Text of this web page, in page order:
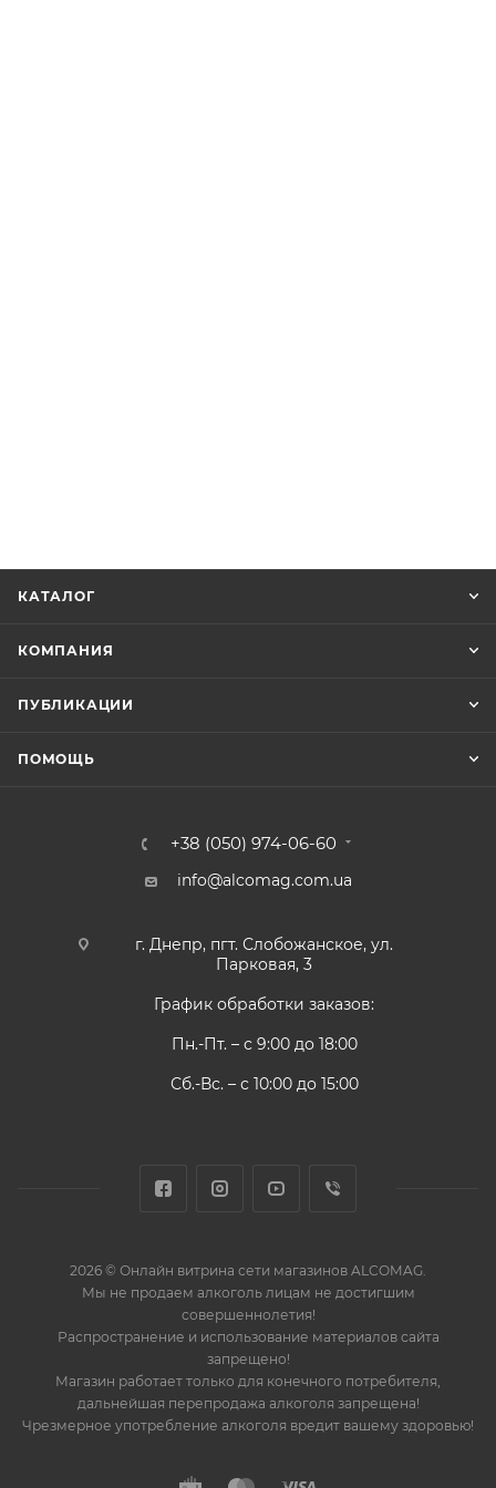
КАТАЛОГ
КОМПАНИЯ
ПУБЛИКАЦИИ
ПОМОЩЬ
+38 (050) 974-06-60
info@alcomag.com.ua
г. Днепр, пгт. Слобожанское, ул.
Парковая, 3
График обработки заказов:
Пн.-Пт. – с 9:00 до 18:00
Сб.-Вс. – с 10:00 до 15:00
2026 © Онлайн витрина сети магазинов ALCOMAG.
Мы не продаем алкоголь лицам не достигшим
совершеннолетия!
Распространение и использование материалов сайта
запрещено!
Магазин работает только для конечного потребителя,
дальнейшая перепродажа алкоголя запрещена!
Чрезмерное употребление алкоголя вредит вашему здоровью!